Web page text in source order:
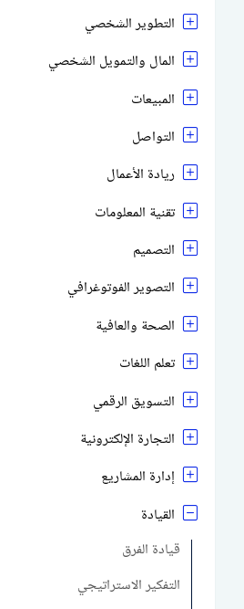
التطوير الشخصي
المال والتمويل الشخصي
المبيعات
التواصل
ريادة الأعمال
تقنية المعلومات
التصميم
التصوير الفوتوغرافي
الصحة والعافية
تعلم اللغات
التسويق الرقمي
التجارة الإلكترونية
إدارة المشاريع
القيادة
قيادة الفرق
التفكير الاستراتيجي